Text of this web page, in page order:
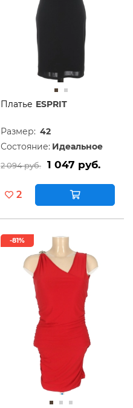
Платье ESPRIT
Размер: 42
Состояние: Идеальное
2 094 руб. 1 047 руб.
2
-81%